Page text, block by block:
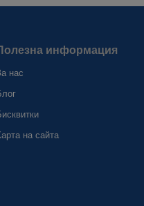
информация
нас
на сайта